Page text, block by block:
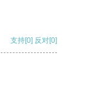
支持[0] 反对[0]